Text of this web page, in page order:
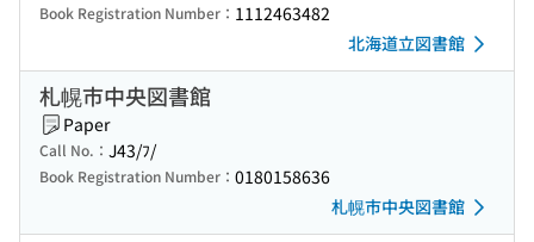
Book Registration Number： 1112463482
北海道立図書館
札幌市中央図書館
Paper
Call No.： J43/ﾌ/
Book Registration Number： 0180158636
札幌市中央図書館